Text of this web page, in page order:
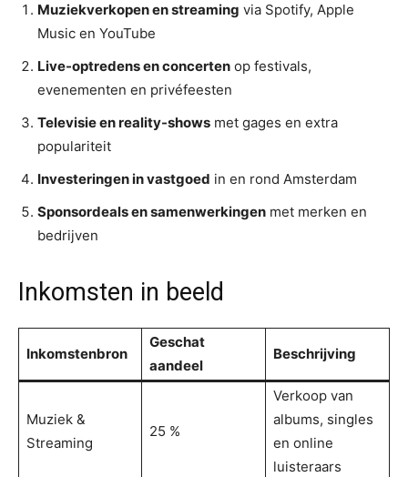
Muziekverkopen en streaming via Spotify, Apple
Music en YouTube
Live-optredens en concerten op festivals,
evenementen en privéfeesten
Televisie en reality-shows met gages en extra
populariteit
Investeringen in vastgoed in en rond Amsterdam
Sponsordeals en samenwerkingen met merken en
bedrijven
Inkomsten in beeld
Inkomstenbron
Geschat
aandeel
Beschrijving
Muziek &
Streaming
25 %
Verkoop van
albums, singles
en online
luisteraars